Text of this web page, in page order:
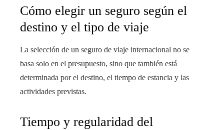
Cómo elegir un seguro según el
destino y el tipo de viaje
La selección de un seguro de viaje internacional no se
basa solo en el presupuesto, sino que también está
determinada por el destino, el tiempo de estancia y las
actividades previstas.
Tiempo y regularidad del